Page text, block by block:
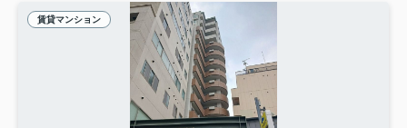
賃貸マンション